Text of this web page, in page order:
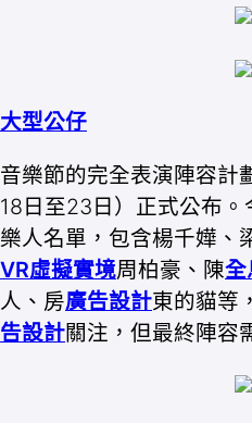
大型公仔
音樂節的完全表演陣容計
18日至23日）正式公布
樂人名單，包含楊千嬅、
VR虛擬實境周柏豪、陳全
人、房廣告設計東的貓等
告設計關注，但最終陣容